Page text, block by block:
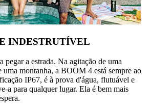
INDESTRUTÍVEL
pegar a estrada. Na agitação de uma
uma montanha, a BOOM 4 está sempre ao
IP67, é à prova d'água, flutuável e
a para qualquer lugar. Ela é bem mais